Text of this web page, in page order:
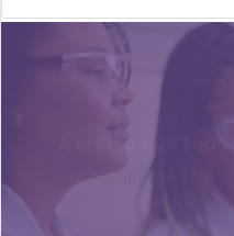
A causa que
Um caminho de